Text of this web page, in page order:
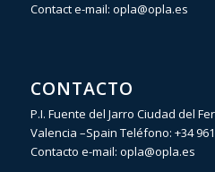
Contact e-mail: opla@opla.es
CONTACTO
P.I. Fuente del Jarro Ciudad del
Valencia –Spain Teléfono: +34
Contacto e-mail: opla@opla.es